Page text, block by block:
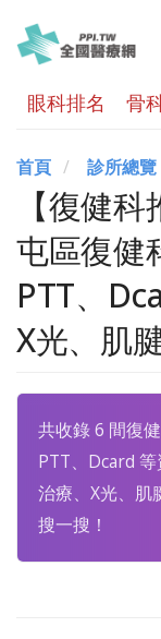
眼科排名 骨
首頁 診所總覽
【復健
屯區復健
PTT、
X光、肌腱
共收錄 6 間復
PTT、Dcard
治療、X光、肌
搜一搜！